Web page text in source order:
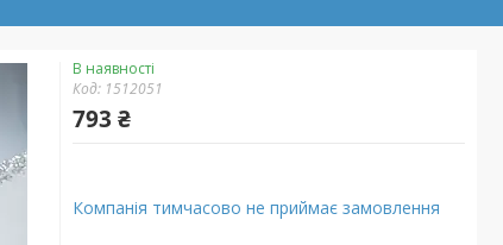
В наявності
Код: 1512051
793 ₴
Компанія тимчасово не приймає замовлення